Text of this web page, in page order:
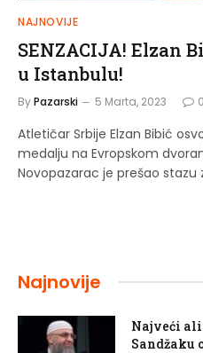
NAJNOVIJE
SENZACIJA! Elzan
u Istanbulu!
ByPazarski 5 Marta, 2023 0
Atletičar Srbije Elzan Bibić
medalju na Evropskom
Novopazarac je prešao stazu
Najnovije
Najveći
Sandžaku